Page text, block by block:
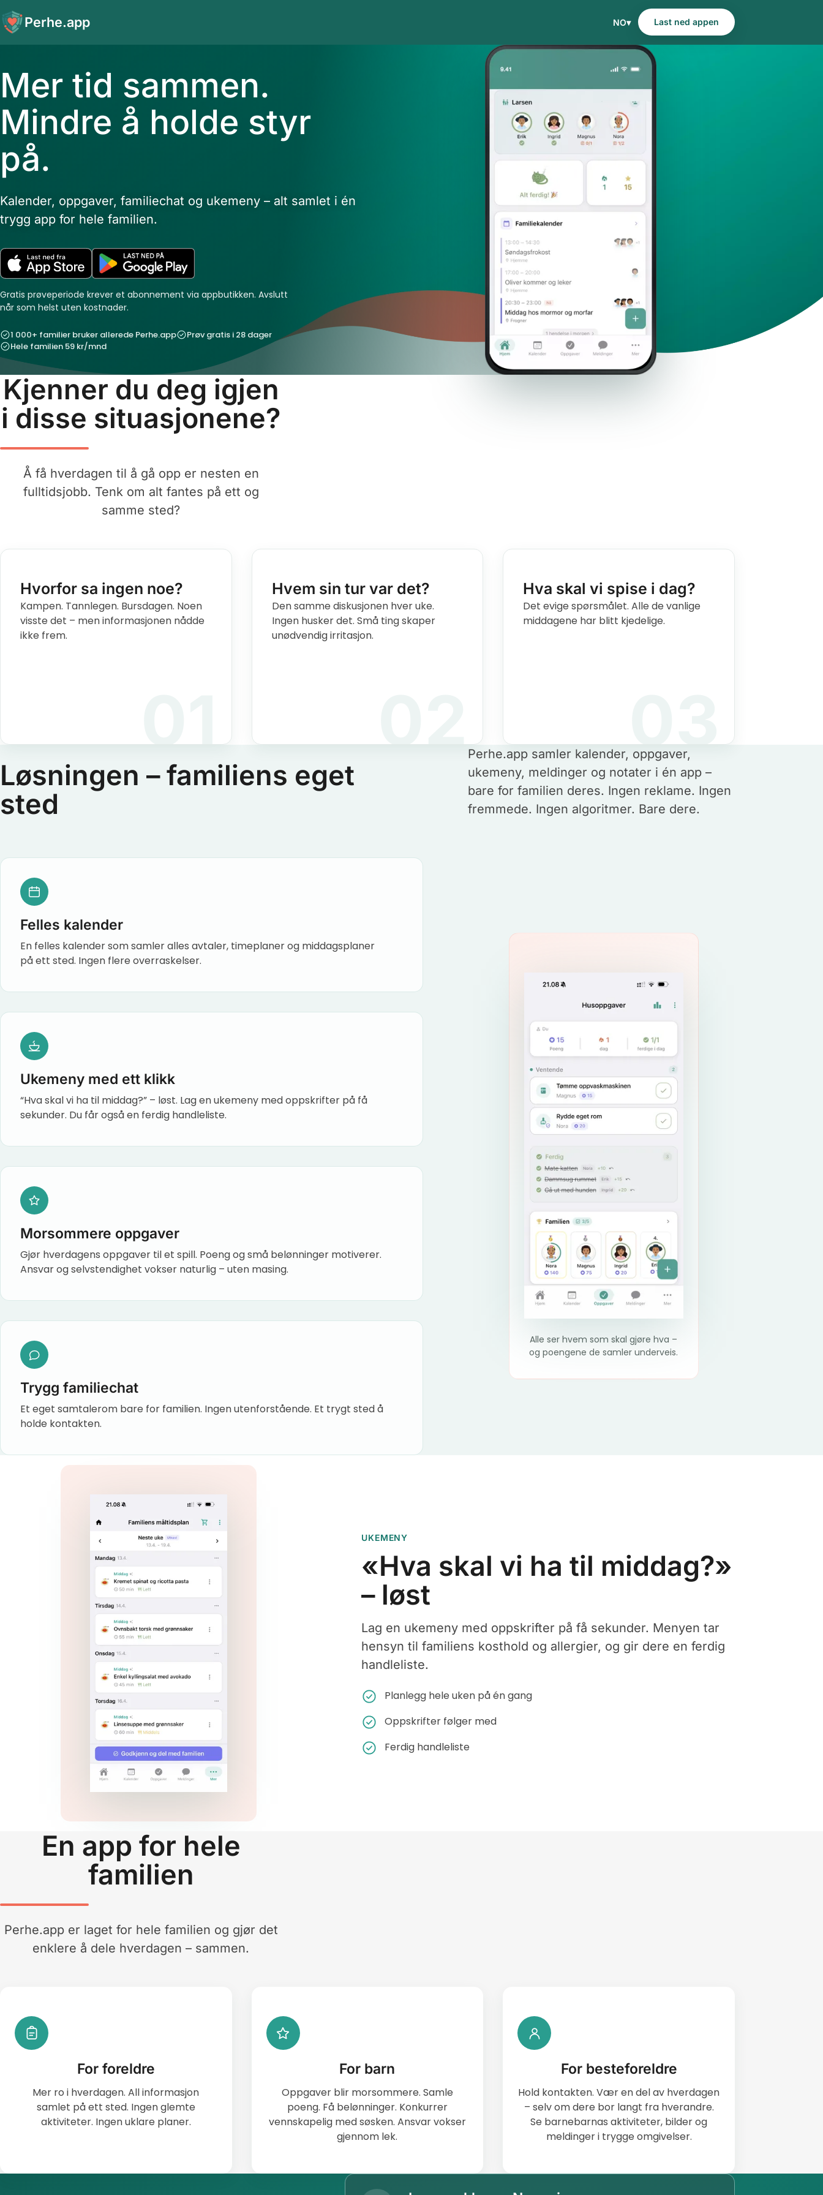
Perhe.app NO▾ Last ned appen
Mer tid sammen.
Mindre å holde styr
på.
Kalender, oppgaver, familiechat og ukemeny – alt samlet i én
trygg app for hele familien.
Gratis prøveperiode krever et abonnement via appbutikken. Avslutt
når som helst uten kostnader.
1 000+ familier bruker allerede Perhe.app
Prøv gratis i 28 dager
Hele familien 59 kr/mnd
Kjenner du deg igjen
i disse situasjonene?
Å få hverdagen til å gå opp er nesten en
fulltidsjobb. Tenk om alt fantes på ett og
samme sted?
01
Hvorfor sa ingen noe?
Kampen. Tannlegen. Bursdagen. Noen
visste det – men informasjonen nådde
ikke frem.
02
Hvem sin tur var det?
Den samme diskusjonen hver uke.
Ingen husker det. Små ting skaper
unødvendig irritasjon.
03
Hva skal vi spise i dag?
Det evige spørsmålet. Alle de vanlige
middagene har blitt kjedelige.
Løsningen – familiens eget
sted
Perhe.app samler kalender, oppgaver,
ukemeny, meldinger og notater i én app –
bare for familien deres. Ingen reklame. Ingen
fremmede. Ingen algoritmer. Bare dere.
Felles kalender
En felles kalender som samler alles avtaler, timeplaner og middagsplaner
på ett sted. Ingen flere overraskelser.
Ukemeny med ett klikk
“Hva skal vi ha til middag?” – løst. Lag en ukemeny med oppskrifter på få
sekunder. Du får også en ferdig handleliste.
Morsommere oppgaver
Gjør hverdagens oppgaver til et spill. Poeng og små belønninger motiverer.
Ansvar og selvstendighet vokser naturlig – uten masing.
Trygg familiechat
Et eget samtalerom bare for familien. Ingen utenforstående. Et trygt sted å
holde kontakten.
Alle ser hvem som skal gjøre hva –
og poengene de samler underveis.
UKEMENY
«Hva skal vi ha til middag?»
– løst
Lag en ukemeny med oppskrifter på få sekunder. Menyen tar
hensyn til familiens kosthold og allergier, og gir dere en ferdig
handleliste.
Planlegg hele uken på én gang
Oppskrifter følger med
Ferdig handleliste
En app for hele
familien
Perhe.app er laget for hele familien og gjør det
enklere å dele hverdagen – sammen.
For foreldre
Mer ro i hverdagen. All informasjon
samlet på ett sted. Ingen glemte
aktiviteter. Ingen uklare planer.
For barn
Oppgaver blir morsommere. Samle
poeng. Få belønninger. Konkurrer
vennskapelig med søsken. Ansvar vokser
gjennom lek.
For besteforeldre
Hold kontakten. Vær en del av hverdagen
– selv om dere bor langt fra hverandre.
Se barnebarnas aktiviteter, bilder og
meldinger i trygge omgivelser.